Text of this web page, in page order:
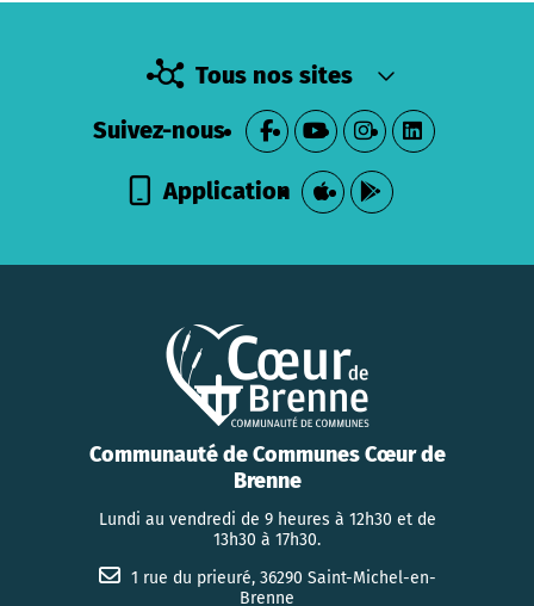
Tous nos sites
Suivez-nous
Application
Communauté de Communes Cœur de
Brenne
Lundi au vendredi de 9 heures à 12h30 et de
13h30 à 17h30.
1 rue du prieuré, 36290 Saint-Michel-en-
Brenne